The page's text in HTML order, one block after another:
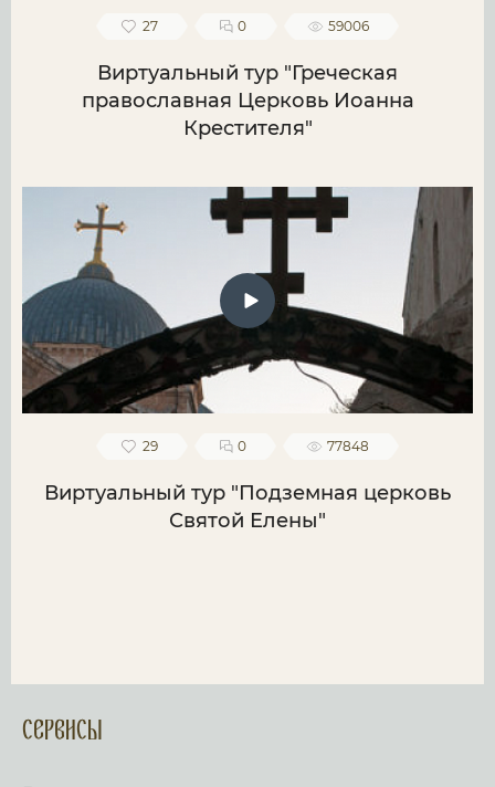
27 0 59006
Виртуальный тур "Греческая
православная Церковь Иоанна
Крестителя"
29 0 77848
Виртуальный тур "Подземная церковь
Святой Елены"
Сервисы